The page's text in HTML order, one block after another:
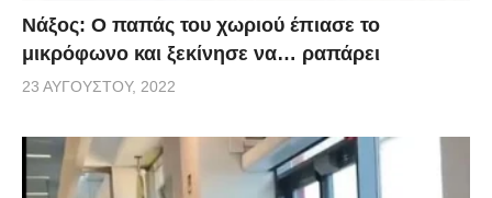
Νάξος: Ο παπάς του χωριού έπιασε το
μικρόφωνο και ξεκίνησε να… ραπάρει
23 ΑΥΓΟΎΣΤΟΥ, 2022